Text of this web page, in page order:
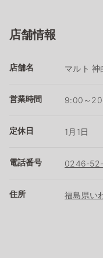
店舗情報
店舗名 マルト 神
営業時間 9:00～
定休日 1月1日
電話番号 0246-
住所 福島県い